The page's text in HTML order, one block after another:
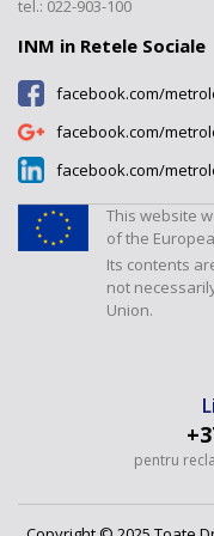
Laboratorul „Mărimi termice
umiditate”
Laboratorul „Mărimi
dimensionale”
Laboratorul „Debite și
Laboratorul „Mărimi fizico-
Laboratorul "Presiuni și
tel.: 022-903-100
INM in Retele Sociale
facebook.com/
facebook.com/
facebook.com/
This website
of the
Its contents
not
Union.
pentru